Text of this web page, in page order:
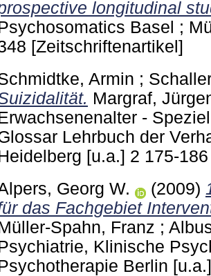
longitudinal
Basel ;
[Zeitschriftenartikel]
Armin ;
Margraf,
-
Lehrbuch der
[u.a.] 2 175-
Georg W.
(2009)
das Fachgebiet
Spahn, Franz ;
Klinische
Berlin